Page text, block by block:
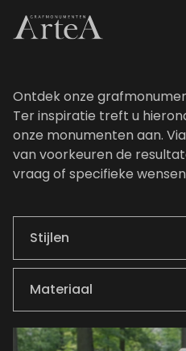
Ontdek onze
Ter inspiratie treft u
onze monumenten aan.
van voorkeuren de
vraag of specifieke